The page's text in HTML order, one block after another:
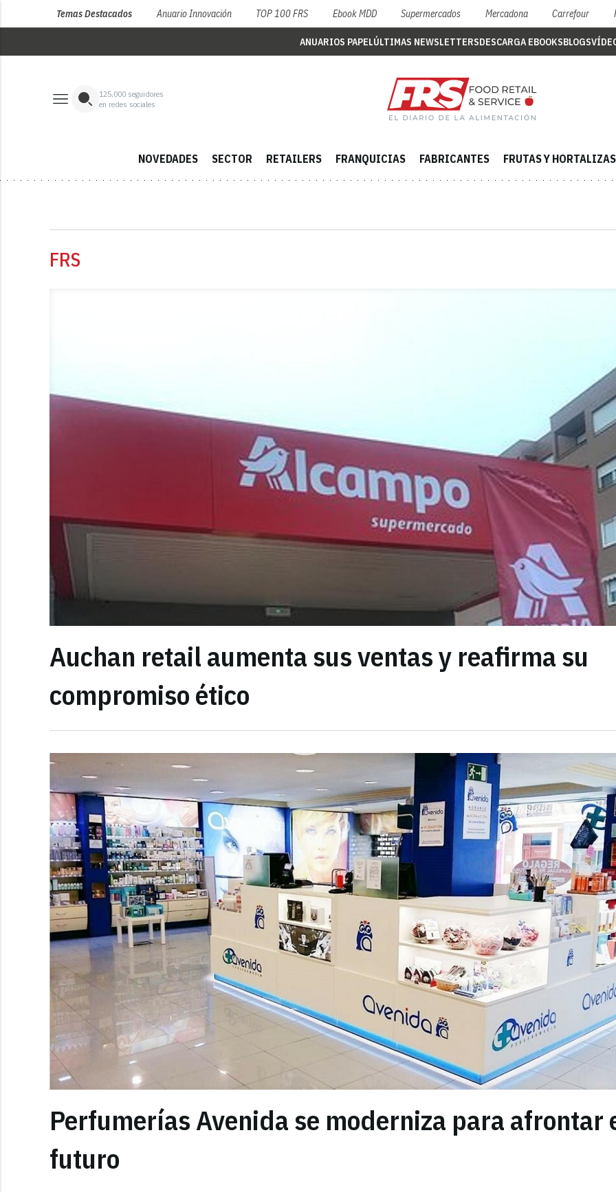
Temas Destacados Anuario Innovación TOP 100 FRS Ebook MDD Supermercados Mercadona Carrefour
ANUARIOS PAPELÚLTIMAS NEWSLETTERSDESCARGA EBOOKSBLOGS
125,000 seguidores
en redes sociales
NOVEDADES SECTOR RETAILERS FRANQUICIAS FABRICANTES FRUTAS Y HORTALIZAS
FRS
Auchan retail aumenta sus ventas y reafirma su
compromiso ético
Perfumerías Avenida se moderniza para afrontar
futuro